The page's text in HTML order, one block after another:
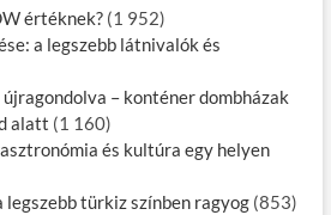
értéknek? (1 952)
a legszebb látnivalók és
– konténer dombházak
alatt (1 160)
és kultúra egy helyen
legszebb türkiz színben ragyog (853)